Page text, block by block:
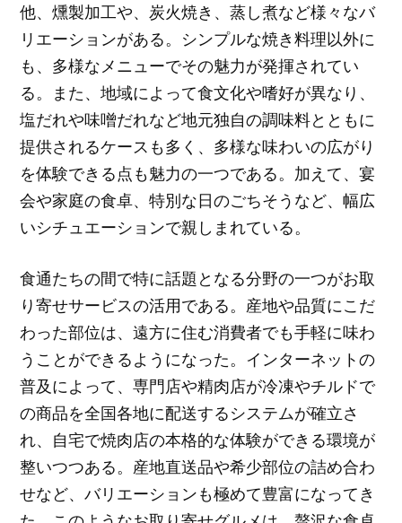
他、燻製加工や、炭火焼き、蒸し煮など様々なバ
リエーションがある。シンプルな焼き料理以外に
も、多様なメニューでその魅力が発揮されてい
る。また、地域によって食文化や嗜好が異なり、
塩だれや味噌だれなど地元独自の調味料とともに
提供されるケースも多く、多様な味わいの広がり
を体験できる点も魅力の一つである。加えて、宴
会や家庭の食卓、特別な日のごちそうなど、幅広
いシチュエーションで親しまれている。
食通たちの間で特に話題となる分野の一つがお取
り寄せサービスの活用である。産地や品質にこだ
わった部位は、遠方に住む消費者でも手軽に味わ
うことができるようになった。インターネットの
普及によって、専門店や精肉店が冷凍やチルドで
の商品を全国各地に配送するシステムが確立さ
れ、自宅で焼肉店の本格的な体験ができる環境が
整いつつある。産地直送品や希少部位の詰め合わ
せなど、バリエーションも極めて豊富になってき